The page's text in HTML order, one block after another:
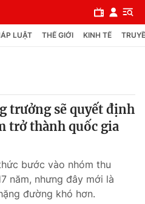
LUẬT THẾ GIỚI KINH TẾ
trưởng sẽ quyết định
trở thành quốc gia
bước vào nhóm thu
năm, nhưng đây mới là
đường khó hơn.